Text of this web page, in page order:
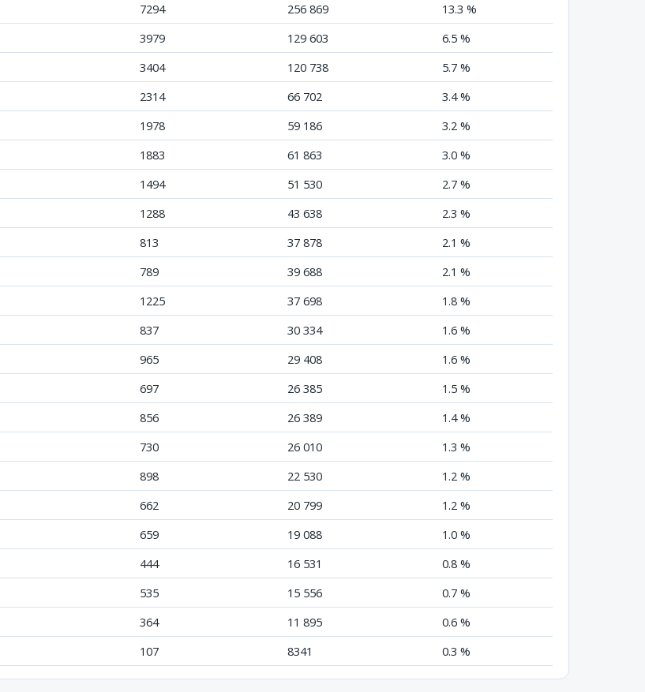
7294 256 869
13.3 %
3979 129 603
6.5 %
3404 120 738
5.7 %
2314 66 702
3.4 %
1978 59 186
3.2 %
1883 61 863
3.0 %
1494 51 530
2.7 %
1288 43 638
2.3 %
813 37 878
2.1 %
789 39 688
2.1 %
1225 37 698
1.8 %
837 30 334
1.6 %
965 29 408
1.6 %
697 26 385
1.5 %
856 26 389
1.4 %
730 26 010
1.3 %
898 22 530
1.2 %
662 20 799
1.2 %
659 19 088
1.0 %
444 16 531
0.8 %
535 15 556
0.7 %
364 11 895
0.6 %
107 8341 0.3 %